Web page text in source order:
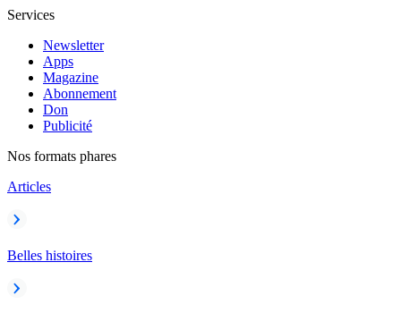
Services
Newsletter
Apps
Magazine
Abonnement
Don
Publicité
Nos formats phares
Articles
Belles histoires